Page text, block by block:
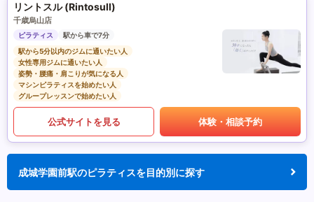
リントスル (Rintosull)
千歳烏山店
ピラティス
駅から車で7分
駅から5分以内のジムに通いたい人
女性専用ジムに通いたい人
姿勢・腰痛・肩こりが気になる人
マシンピラティスを始めたい人
グループレッスンで始めたい人
公式サイトを見る 体験・相談予約
成城学園前駅のピラティスを目的別に探す